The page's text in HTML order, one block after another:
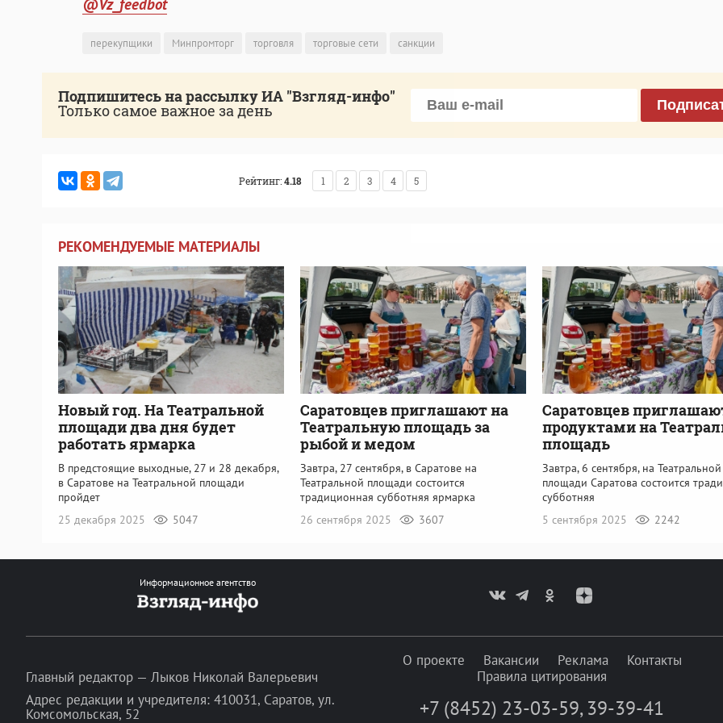
@Vz_feedbot
перекупщики Минпромторг торговля торговые сети санкции
Подпишитесь на рассылку ИА "Взгляд-инфо"
Только самое важное за день
Рейтинг:4.18 1 2 3 4 5
РЕКОМЕНДУЕМЫЕ МАТЕРИАЛЫ
Новый год. На Театральной
площади два дня будет
работать ярмарка
В предстоящие выходные, 27 и 28 декабря,
в Саратове на Театральной площади
пройдет
25 декабря 2025
5047
Саратовцев приглашают на
Театральную площадь за
рыбой и медом
Завтра, 27 сентября, в Саратове на
Театральной площади состоится
традиционная субботняя ярмарка
26 сентября 2025
3607
Саратовцев
продуктами на
площадь
Завтра, 6 сентября, на Театральной
площади Саратова состоится
субботняя
5 сентября 2025
2242
Информационное агентство
Главный редактор — Лыков Николай Валерьевич
Адрес редакции и учредителя: 410031, Саратов, ул.
Комсомольская, 52
О проекте Вакансии Реклама
Контакты
Правила цитирования
+7 (8452) 23-03-59, 39-39-41